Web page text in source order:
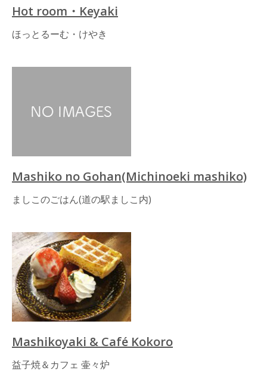
Hot room・Keyaki
ほっとるーむ・けやき
Mashiko no Gohan(Michinoeki mashiko)
ましこのごはん(道の駅ましこ内)
Mashikoyaki & Café Kokoro
益子焼＆カフェ 壷々炉